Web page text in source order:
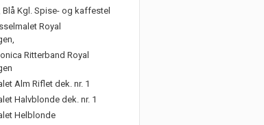
Blå Kgl. Spise- og kaffestel
Royal
Ritterband Royal
Alm Riflet dek. nr. 1
Halvblonde dek. nr. 1
Helblonde